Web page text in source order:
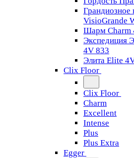
Грандиозное
VisioGrande
Шарм Charm
Экспедиция
4V 833
Элита Elite
Clix Floor
Clix Floor
Charm
Excellent
Intense
Plus
Plus Extra
Egger